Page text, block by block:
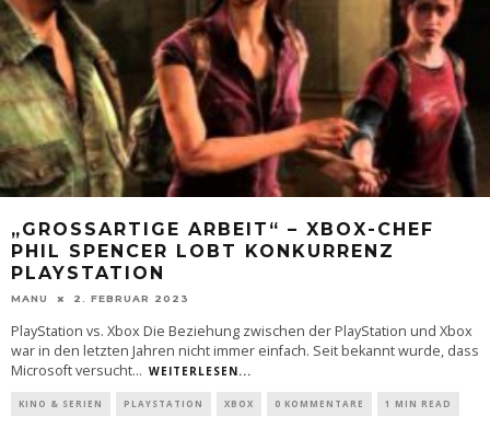
„GROSSARTIGE ARBEIT“ – XBOX-CHEF P
HIL SPENCER LOBT KONKURRENZ P
LAYSTATION
MANU 2. FEBRUAR 2023
PlayStation vs. Xbox Die Beziehung zwischen der PlayStation und Xbox
war in den letzten Jahren nicht immer einfach. Seit bekannt wurde, dass
Microsoft versucht... WEITERLESEN...
KINO & SERIEN PLAYSTATION XBOX 0 KOMMENTARE 1 MIN READ